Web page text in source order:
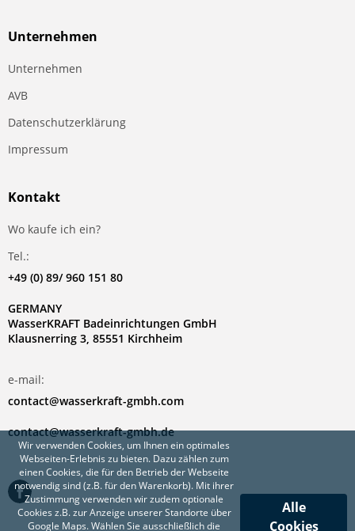
Wir verwenden Cookies, um Ihnen ein optimales
Webseiten-Erlebnis zu bieten. Dazu zählen zum
einen Cookies, die für den Betrieb der Webseite
notwendig sind (z.B. für den Warenkorb). Mit ihrer
Zustimmung verwenden wir zudem optionale
Cookies z.B. zur Anzeige unserer Standorte über
Google Maps. Wählen Sie ausschließlich die
Alle
Cookies
Unternehmen
Unternehmen
AVB
Datenschutzerklärung
Impressum
Kontakt
Wo kaufe ich ein?
Tel.:
+49 (0) 89/ 960 151 80
GERMANY
WasserKRAFT Badeinrichtungen GmbH
Klausnerring 3, 85551 Kirchheim
e-mail:
contact@wasserkraft-gmbh.com
contact@wasserkraft-gmbh.de